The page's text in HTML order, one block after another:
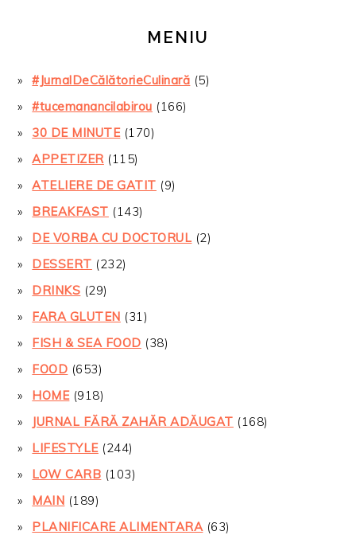
MENIU
#JurnalDeCălătorieCulinară (5)
#tucemanancilabirou (166)
30 DE MINUTE(170)
APPETIZER(115)
ATELIERE DE GATIT (9)
BREAKFAST (143)
DE VORBA CU DOCTORUL (2)
DESSERT (232)
DRINKS (29)
FARA GLUTEN (31)
FISH & SEA FOOD (38)
FOOD (653)
HOME(918)
JURNAL FĂRĂ ZAHĂR ADĂUGAT (168)
LIFESTYLE(244)
LOW CARB (103)
MAIN (189)
PLANIFICARE ALIMENTARA(63)